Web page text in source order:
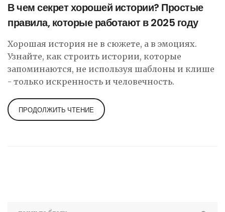
В чем секрет хорошей истории? Простые
правила, которые работают в 2025 году
Хорошая история не в сюжете, а в эмоциях.
Узнайте, как строить истории, которые
запоминаются, не используя шаблоны и клише
- только искренность и человечность.
ПРОДОЛЖИТЬ ЧТЕНИЕ